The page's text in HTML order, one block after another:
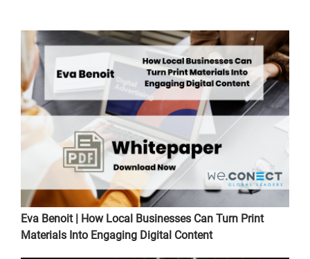
Eva Benoit | How Local Businesses Can Turn Print
Materials Into Engaging Digital Content